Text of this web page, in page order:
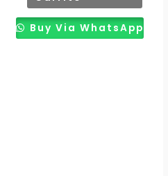
Buy Via WhatsApp